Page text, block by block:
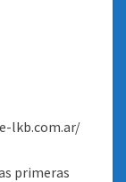
lkb.com.ar/
primeras